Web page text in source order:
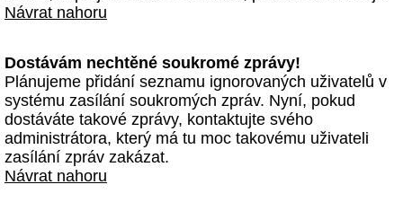
Návrat nahoru
Dostávám nechtěné soukromé zprávy!
Plánujeme přidání seznamu ignorovaných uživatelů v
systému zasílání soukromých zpráv. Nyní, pokud
dostáváte takové zprávy, kontaktujte svého
administrátora, který má tu moc takovému uživateli
zasílání zpráv zakázat.
Návrat nahoru